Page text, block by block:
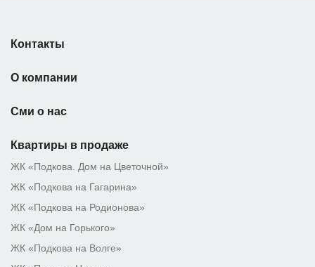
Контакты
О компании
Сми о нас
Квартиры в продаже
ЖК «Подкова. Дом на Цветочной»
ЖК «Подкова на Гагарина»
ЖК «Подкова на Родионова»
ЖК «Дом на Горького»
ЖК «Подкова на Волге»